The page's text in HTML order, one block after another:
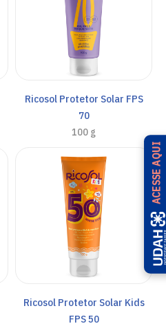
ACESSE AQUI
Ricosol Protetor Solar FPS
70
100 g
Ricosol Protetor Solar Kids
FPS 50